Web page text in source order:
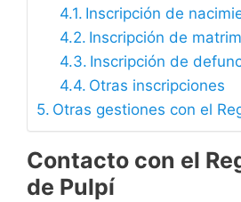
Inscripción de
Inscripción de
Inscripción de
Otras inscripciones
Otras gestiones con el
Contacto con el
de Pulpí